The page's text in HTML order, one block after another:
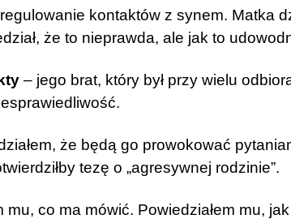
kontaktów z synem. Matka
że to nieprawda, ale jak to
– jego brat, który był przy wielu
że będą go prowokować
tezę o „agresywnej rodzinie”.
co ma mówić. Powiedziałem mu,